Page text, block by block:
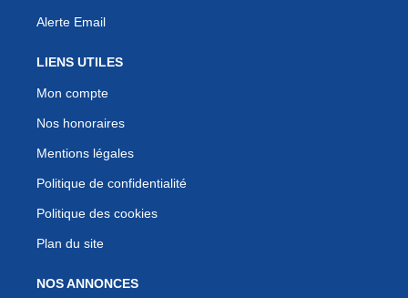
Alerte Email
LIENS UTILES
Mon compte
Nos honoraires
Mentions légales
Politique de confidentialité
Politique des cookies
Plan du site
NOS ANNONCES